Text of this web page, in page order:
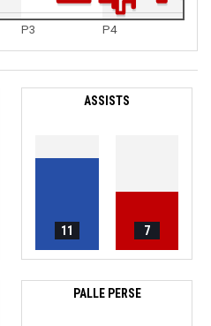
P3 P4
ASSISTS
11 7
PALLE PERSE